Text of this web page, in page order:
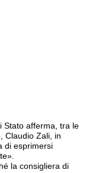
Stato afferma, tra le
Claudio Zali, in
di esprimersi
la consigliera di